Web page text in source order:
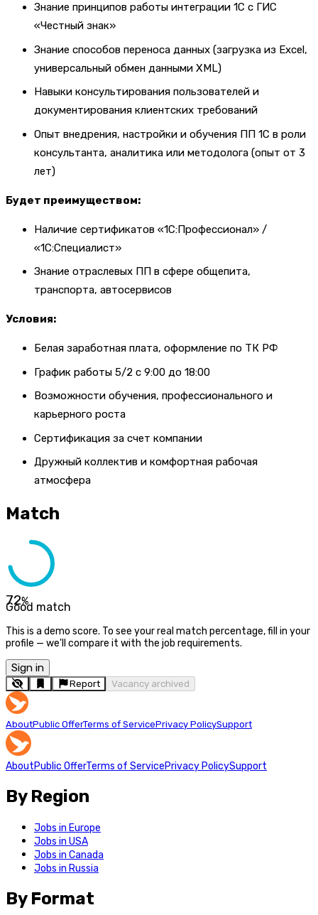
Знание принципов работы интеграции 1С с ГИС
«Честный знак»
Знание способов переноса данных (загрузка из Excel,
универсальный обмен данными XML)
Навыки консультирования пользователей и
документирования клиентских требований
Опыт внедрения, настройки и обучения ПП 1С в роли
консультанта, аналитика или методолога (опыт от 3
лет)
Будет преимуществом:
Наличие сертификатов «1С:Профессионал» /
«1С:Специалист»
Знание отраслевых ПП в сфере общепита,
транспорта, автосервисов
Условия:
Белая заработная плата, оформление по ТК РФ
График работы 5/2 с 9:00 до 18:00
Возможности обучения, профессионального и
карьерного роста
Сертификация за счет компании
Дружный коллектив и комфортная рабочая
атмосфера
Match
72%
Good match
This is a demo score. To see your real match percentage, fill in your
profile — we'll compare it with the job requirements.
Sign in
Report Vacancy archived
AboutPublic OfferTerms of ServicePrivacy PolicySupport
AboutPublic OfferTerms of ServicePrivacy PolicySupport
By Region
Jobs in Europe
Jobs in USA
Jobs in Canada
Jobs in Russia
By Format